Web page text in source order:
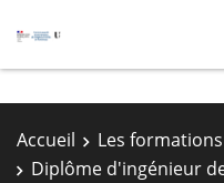
Accueil Les formations
Diplôme d'ingénieur